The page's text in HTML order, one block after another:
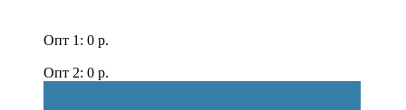
Опт 1: 0 р.
Опт 2: 0 р.